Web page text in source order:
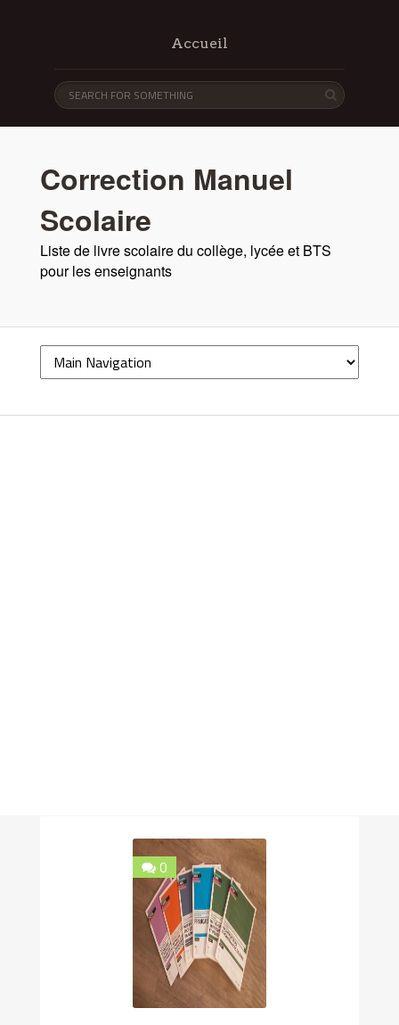
Accueil
Correction Manuel
Scolaire
Liste de livre scolaire du collège, lycée et BTS
pour les enseignants
0